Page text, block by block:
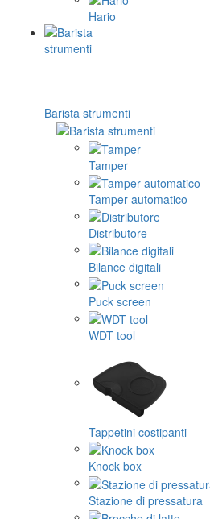
Hario
Barista strumenti
Tamper
Tamper automatico
Distributore
Bilance digitali
Puck screen
WDT tool
Tappetini costipanti
Knock box
Stazione di pressatura